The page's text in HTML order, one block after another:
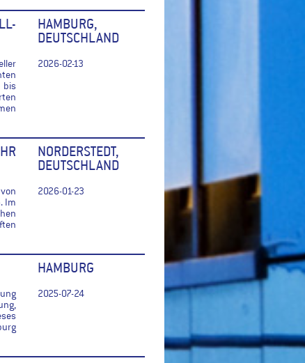
bis
HAMBURG,
DEUTSCHLAND
2026-02-13
Im
NORDERSTEDT,
DEUTSCHLAND
2026-01-23
HAMBURG
2025-07-24